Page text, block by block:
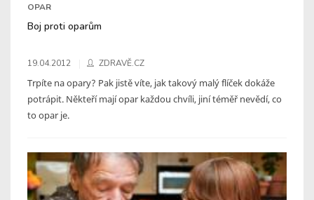
OPAR
Boj proti oparům
19.04.2012 ZDRAVĚ.CZ
Trpíte na opary? Pak jistě víte, jak takový malý flíček dokáže
potrápit. Někteří mají opar každou chvíli, jiní téměř nevědí, co
to opar je.